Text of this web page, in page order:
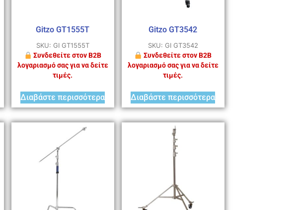
Gitzo GT1555T
SKU: GI GT1555T
Συνδεθείτε στον B2B
λογαριασμό σας για να δείτε
τιμές.
Διαβάστε περισσότερα
Gitzo GT3542
SKU: GI GT3542
Συνδεθείτε στον B2B
λογαριασμό σας για να δείτε
τιμές.
Διαβάστε περισσότερα